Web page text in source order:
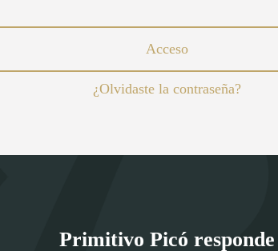
Acceso
¿Olvidaste la contraseña?
Primitivo Picó responde